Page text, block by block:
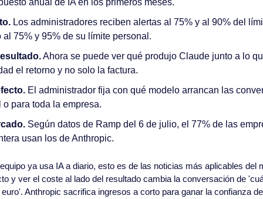
anual de IA en los primeros meses.
Los administradores reciben alertas al 75% y al 90% del
75% y 95% de su límite personal.
Ahora se puede ver qué produjo Claude junto a lo
el retorno y no solo la factura.
El administrador fija con qué modelo arrancan las
para toda la empresa.
Según datos de Ramp del 6 de julio, el 77% de las
usan los de Anthropic.
ya usa IA a diario, esto es de las noticias más aplicables del
y ver el coste al lado del resultado cambia la conversación de
Anthropic sacrifica ingresos a corto para ganar la confianza